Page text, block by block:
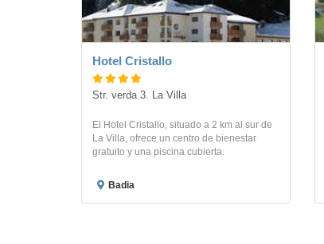
Hotel Cristallo
Str. verda 3. La Villa
El Hotel Cristallo, situado a 2 km al sur de
La Villa, ofrece un centro de bienestar
gratuito y una piscina cubierta.
Badia